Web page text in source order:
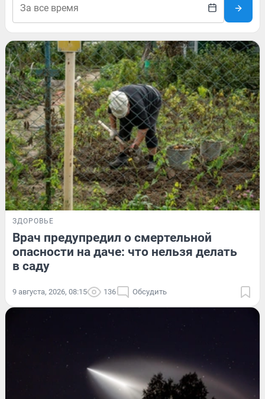
ЗДОРОВЬЕ
Врач предупредил о смертельной
опасности на даче: что нельзя делать
в саду
9 августа, 2026, 08:15 136 Обсудить